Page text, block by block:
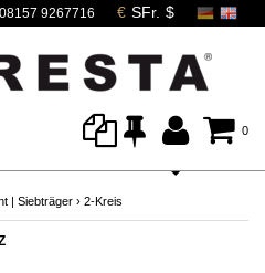
08157 9267716
0
| Siebträger › 2-Kreis